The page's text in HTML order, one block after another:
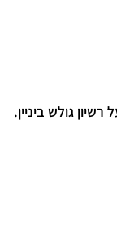
גולש ביניין.